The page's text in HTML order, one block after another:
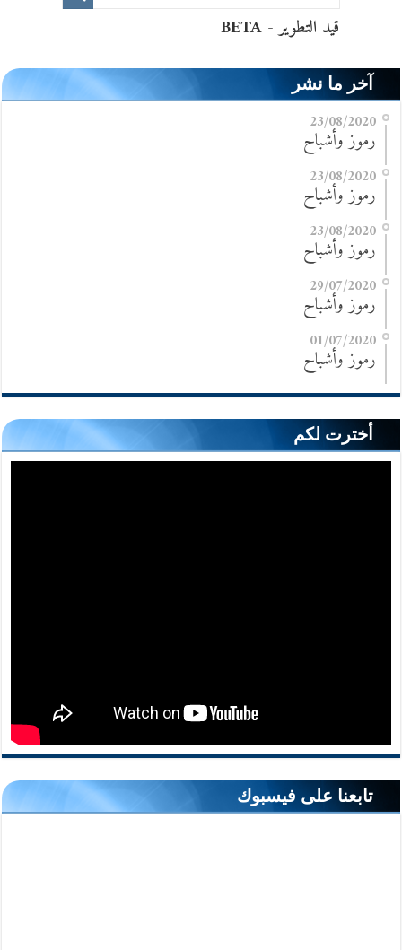
آخر ما نشر
23/08/2020
رموز وأشباح
23/08/2020
رموز وأشباح
23/08/2020
رموز وأشباح
29/07/2020
رموز وأشباح
01/07/2020
رموز وأشباح
أخترت لكم
تابعنا على فيسبوك